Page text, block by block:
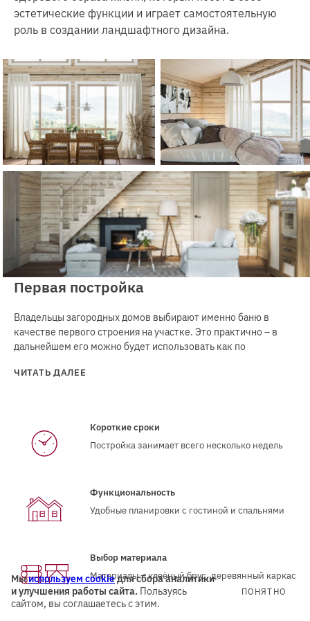
Мыиспользуем cookieдля сбора аналитики
и улучшения работы сайта. Пользуясь
сайтом, вы соглашаетесь с этим.
ПОНЯТНО
эстетические функции и играет самостоятельную
роль в создании ландшафтного дизайна.
Первая постройка
Владельцы загородных домов выбирают именно баню в
качестве первого строения на участке. Это практично – в
дальнейшем его можно будет использовать как по
ЧИТАТЬ ДАЛЕЕ
Короткие сроки
Постройка занимает всего несколько недель
Функциональность
Удобные планировки с гостиной и спальнями
Выбор материала
Материалы – клеёный брус, деревянный каркас